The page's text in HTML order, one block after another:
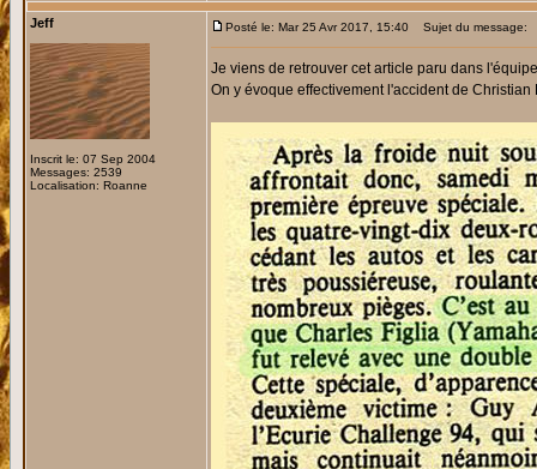
Jeff
Inscrit le: 07 Sep 2004
Messages: 2539
Localisation: Roanne
Posté le: Mar 25 Avr 2017, 15:40 Sujet du message:
Je viens de retrouver cet article paru dans
On y évoque effectivement l'accident de